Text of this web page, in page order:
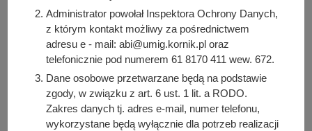
70 411 wew. 722
Inspektor - Ewa Woźniak,+48 61 81 70 411 wew. 721
Osoba odpowiedzialna za treść:
Bartosz Przybylski
Osoba odpowiedzialna za publikację:
Bartosz Przybylski
Administrator powołał Inspektora Ochrony Danych,
z którym kontakt możliwy za pośrednictwem
adresu e - mail: abi@umig.kornik.pl oraz
telefonicznie pod numerem 61 8170 411 wew. 672.
Dane osobowe przetwarzane będą na podstawie
zgody, w związku z art. 6 ust. 1 lit. a RODO.
Zakres danych tj. adres e-mail, numer telefonu,
wykorzystane będą wyłącznie dla potrzeb realizacji